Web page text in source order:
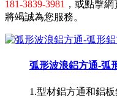
181-3839-3981 ，或點擊
將竭誠為您服務。
弧形波浪鋁方通-弧
1.型材鋁方通和鋁